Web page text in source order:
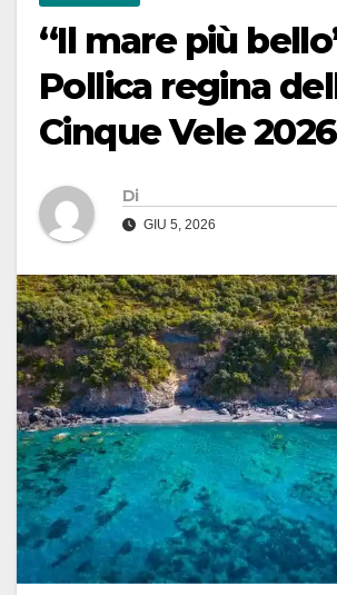
“Il mare più
Pollica regina
Cinque Vele 2026
Di
GIU 5, 2026